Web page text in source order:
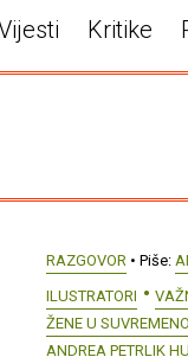
Kritike
RAZGOVOR • Piše:
ILUSTRATORI
ŽENE U
ANDREA PETRLIK